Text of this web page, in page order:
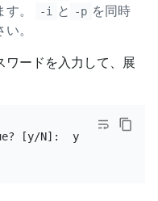
す。
-i と -p を同時
。
ワードを入力して、展
[y/N]:  y